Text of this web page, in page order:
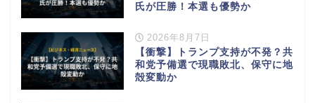
氏が圧勝！本選も優勢か
2026年8月7日
【衝撃】トランプ支持が不発？共
和党予備選で現職敗北、保守に地
殻変動か